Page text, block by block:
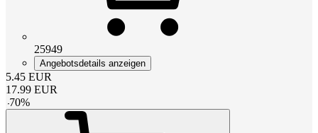
25949
Angebotsdetails anzeigen
5.45 EUR
17.99 EUR
-70%